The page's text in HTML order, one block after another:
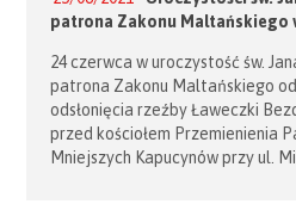
patrona Zakonu Maltańskiego
24 czerwca w uroczystość św.
patrona Zakonu Maltańskiego
odsłonięcia rzeźby Ławeczki
przed kościołem Przemienienia
Mniejszych Kapucynów przy ul.